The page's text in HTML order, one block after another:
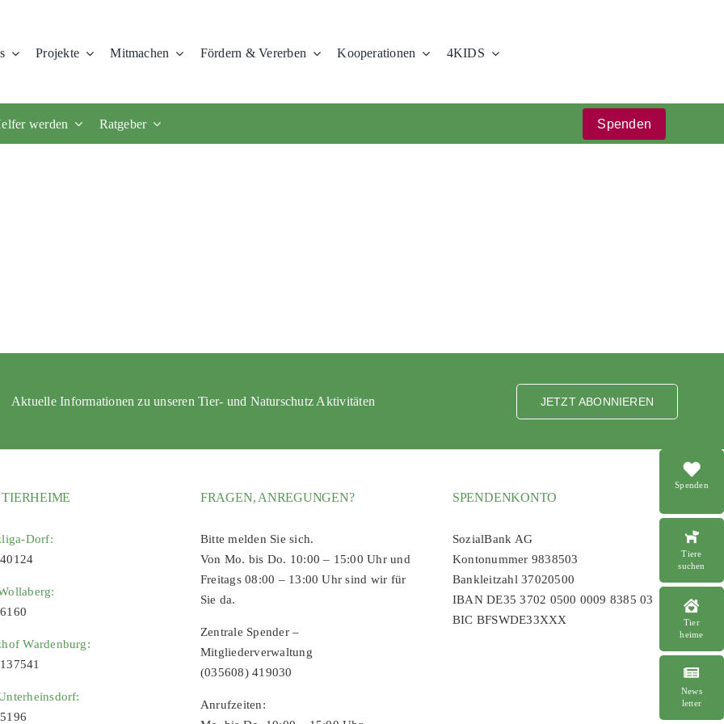
Projekte Mitmachen Fördern & Vererben Kooperationen 4KIDS
werden Ratgeber Spenden
Spenden
Tiere
suchen
Tier
heime
News
letter
Aktuelle Informationen zu unseren Tier- und Naturschutz Aktivitäten JETZT ABONNIEREN
Dorf:
Wardenburg:
FRAGEN, ANREGUNGEN?
Bitte melden Sie sich.
Von Mo. bis Do. 10:00 – 15:00 Uhr und
Freitags 08:00 – 13:00 Uhr sind wir für
Sie da.
Zentrale Spender –
Mitgliederverwaltung
(035608) 419030
Anrufzeiten:
SPENDENKONTO
SozialBank AG
Kontonummer 9838503
Bankleitzahl 37020500
IBAN DE35 3702 0500 0009 8385 03
BIC BFSWDE33XXX